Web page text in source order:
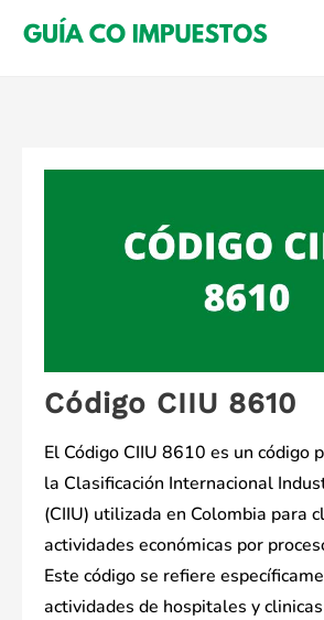
Código CIIU 8610
El Código CIIU 8610 es un código
la Clasificación Internacional
(CIIU) utilizada en Colombia para
actividades económicas por
Este código se refiere
actividades de hospitales y